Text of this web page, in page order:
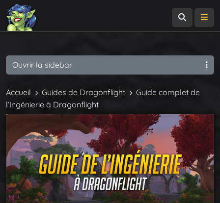
Accueil Guides de Dragonflight
Guide complet de
l’Ingénierie à Dragonflight
Ouvrir la sidebar